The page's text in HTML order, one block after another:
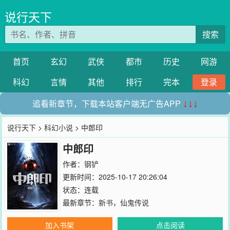
说行天下
搜索
首页 玄幻 武侠 都市 历史
网游
科幻
言情 其他 排行 完本
登录
追看新章节，下载本站客户端无广告APP ↓↓↓
说行天下 >科幻小说 > 中郎印
中郎印
作者： 钢铲
更新时间：2025-10-17 20:26:04
状态：连载
最新章节： 新书，仙鬼传说
加入书架
点击阅读